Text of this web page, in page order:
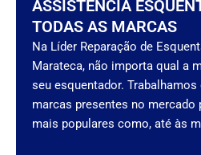
ASSISTÊNCIA
TODAS AS MARCAS
Na Líder Reparação de
Marateca, não importa qual a
seu esquentador.
marcas presentes no mercado
mais populares como, até às